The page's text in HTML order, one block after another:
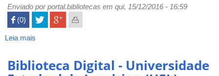
Enviado porportal.bibliotecas em qui, 15/12/2016 - 16:59
 (0)
Leia mais
Teses
Biblioteca Digital - Universidade